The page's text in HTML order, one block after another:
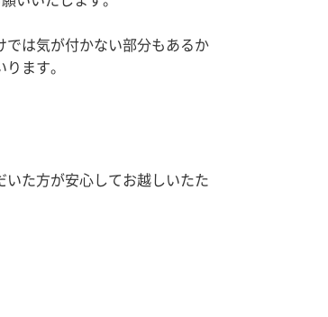
は気が付かない部分もあるか
ます。
た方が安心してお越しいたた